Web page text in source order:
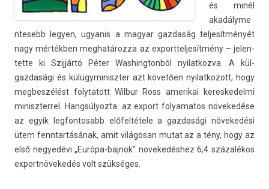
és minél
akadályme
n­tesebb legy­en, ugyanis a magyar gaz­daság tel­jesít­ményét
nagy mértékben meg­határoz­za az ex­porttel­jesít­mény – jelen­
tette ki Szijjártó Péter Was­hington­ból nyilat­kozva. A kül­
gazdasági és külügyminiszt­er azt követően nyilat­kozott, hogy
meg­beszélést folytatott Wil­bur Ross amerikai keres­kedel­mi
miniszter­rel. Han­gsúlyoz­ta: az ex­port folyamatos növekedése
az egyik leg­fontosabb előfeltétele a gaz­dasági növekedési
ütem fenntar­tásának, amit világosan mutat az a tény, hogy az
első negyedévi „Európa-bajnok” növekedéshez 6,4 százalékos
ex­portnövekedés volt szükséges.